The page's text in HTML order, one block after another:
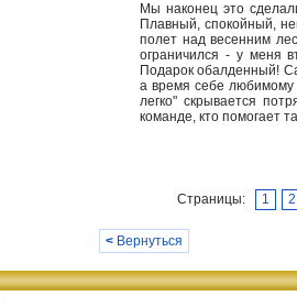
Мы наконец это
Плавный, спокойный,
полет над весенним
ограничился - у меня
Подарок обалденный!
а время себе любимому
легко" скрывается
команде, кто помогает
Страницы: 1 2
< Вернуться